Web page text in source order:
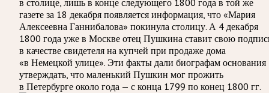
газете за 18 декабря появляется информация, что «Мария
Алексеевна Ганнибалова» покинула столицу. А 4 декабря
1800 года уже в Москве отец Пушкина ставит свою
в качестве свидетеля на купчей при продаже дома
«в Немецкой улице». Эти факты дали биографам основания
утверждать, что маленький Пушкин мог прожить
в Петербурге около года — с конца 1799 по конец 1800 гг.